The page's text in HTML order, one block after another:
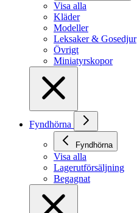
Visa alla
Kläder
Modeller
Leksaker & Gosedjur
Övrigt
Miniatyrskopor
Fyndhörna
Fyndhörna
Visa alla
Lagerutförsäljning
Begagnat